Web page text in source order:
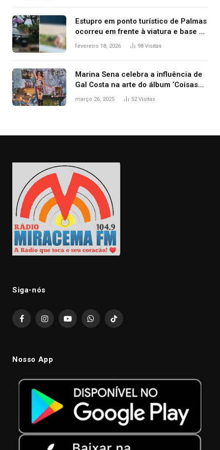
Estupro em ponto turístico de Palmas
ocorreu em frente à viatura e base de
segurança; polícia investiga
fevereiro 18, 2026 98 Visitas
Marina Sena celebra a influência de
Gal Costa na arte do álbum ‘Coisas
naturais’
março 26, 2025 52Visitas
Siga-nós
FacebookInstagramYouTubeWhatsAppTikTok
Nosso App